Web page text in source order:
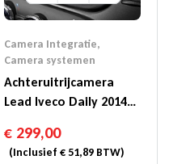
Camera Integratie,
Camera systemen
Achteruitrijcamera
Lead Iveco Daily 2014>
€ 299,00
(Inclusief € 51,89 BTW)